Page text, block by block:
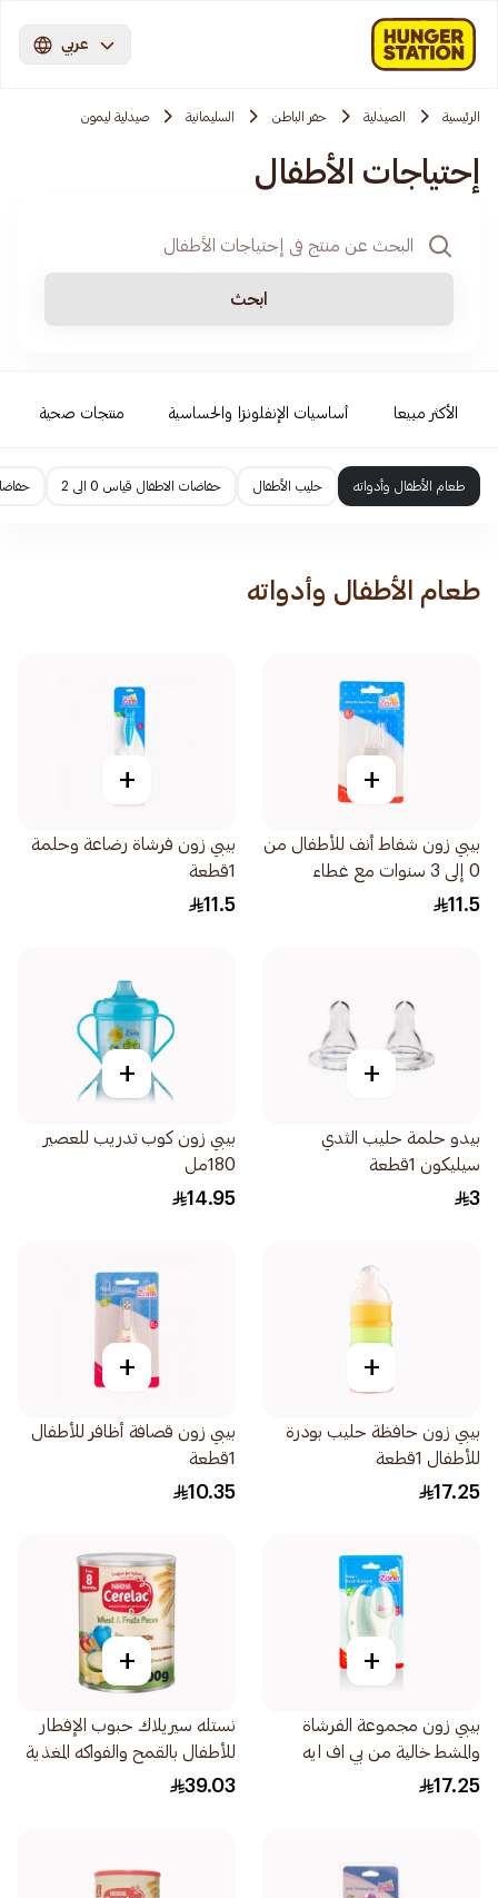
عربي
الرئيسية الصيدلية حفر الباطن السليمانية صيدلية ليمون
إحتياجات الأطفال
ابحث
الأكثر مبيعا أساسيات الإنفلونزا والحساسية منتجات صحية
طعام الأطفال وأدواته حليب الأطفال حفاضات الاطفال قياس 0 الى 2
طعام الأطفال وأدواته
+
بيبي زون شفاط أنف للأطفال من
0 إلى 3 سنوات مع غطاء
1قطعة
11.5
+
بيبي زون فرشاة رضاعة وحلمة
1قطعة
11.5
+
بيدو حلمة حليب الثدي
سيليكون 1قطعة
3
+
بيبي زون كوب تدريب للعصير
180مل
14.95
+
بيبي زون حافظة حليب بودرة
للأطفال 1قطعة
17.25
+
بيبي زون قصافة أظافر للأطفال
1قطعة
10.35
+
بيبي زون مجموعة الفرشاة
والمشط خالية من بي اف ايه
1قطعة
17.25
+
نستله سيريلاك حبوب الإفطار
للأطفال بالقمح والفواكه المغذية
400جرام
39.03